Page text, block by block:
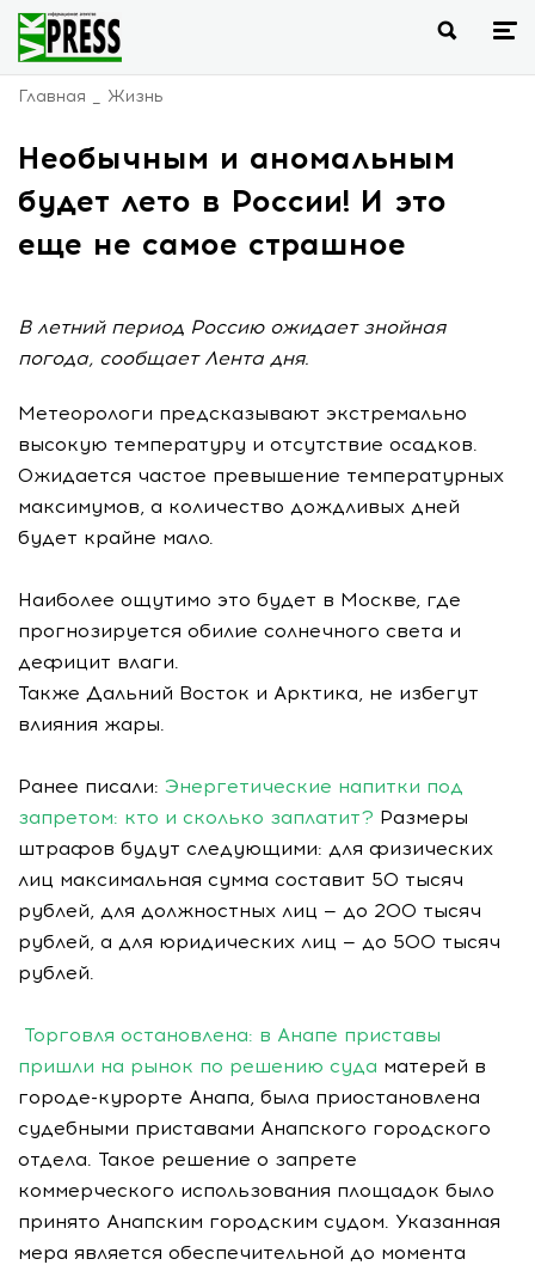
Главная Жизнь
Необычным и аномальным
будет лето в России! И это
еще не самое страшное
В летний период Россию ожидает знойная
погода, сообщает Лента дня.
Метеорологи предсказывают экстремально
высокую температуру и отсутствие осадков.
Ожидается частое превышение температурных
максимумов, а количество дождливых дней
будет крайне мало.
Наиболее ощутимо это будет в Москве, где
прогнозируется обилие солнечного света и
дефицит влаги.
Также Дальний Восток и Арктика, не избегут
влияния жары.
Ранее писали: Энергетические напитки под
запретом: кто и сколько заплатит? Размеры
штрафов будут следующими: для физических
лиц максимальная сумма составит 50 тысяч
рублей, для должностных лиц — до 200 тысяч
рублей, а для юридических лиц — до 500 тысяч
рублей.
Торговля остановлена: в Анапе приставы
пришли на рынок по решению суда матерей в
городе-курорте Анапа, была приостановлена
судебными приставами Анапского городского
отдела. Такое решение о запрете
коммерческого использования площадок было
принято Анапским городским судом. Указанная
мера является обеспечительной до момента